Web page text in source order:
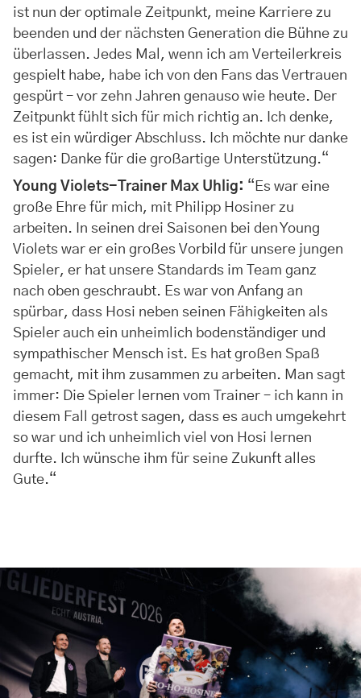
ist nun der optimale Zeitpunkt, meine Karriere zu
beenden und der nächsten Generation die Bühne zu
überlassen. Jedes Mal, wenn ich am Verteilerkreis
gespielt habe, habe ich von den Fans das Vertrauen
gespürt – vor zehn Jahren genauso wie heute. Der
Zeitpunkt fühlt sich für mich richtig an. Ich denke,
es ist ein würdiger Abschluss. Ich möchte nur danke
sagen: Danke für die großartige Unterstützung.“
Young Violets-Trainer Max Uhlig: “Es war eine
große Ehre für mich, mit Philipp Hosiner zu
arbeiten. In seinen drei Saisonen bei den Young
Violets war er ein großes Vorbild für unsere jungen
Spieler, er hat unsere Standards im Team ganz
nach oben geschraubt. Es war von Anfang an
spürbar, dass Hosi neben seinen Fähigkeiten als
Spieler auch ein unheimlich bodenständiger und
sympathischer Mensch ist. Es hat großen Spaß
gemacht, mit ihm zusammen zu arbeiten. Man sagt
immer: Die Spieler lernen vom Trainer – ich kann in
diesem Fall getrost sagen, dass es auch umgekehrt
so war und ich unheimlich viel von Hosi lernen
durfte. Ich wünsche ihm für seine Zukunft alles
Gute.“